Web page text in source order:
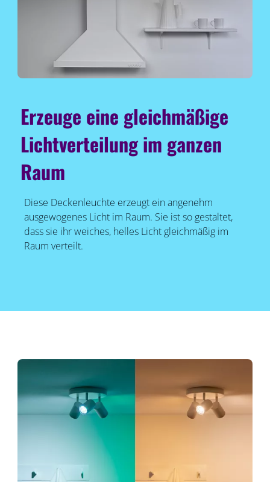
Erzeuge eine gleichmäßige
Lichtverteilung im ganzen
Raum
Diese Deckenleuchte erzeugt ein angenehm
ausgewogenes Licht im Raum. Sie ist so gestaltet,
dass sie ihr weiches, helles Licht gleichmäßig im
Raum verteilt.